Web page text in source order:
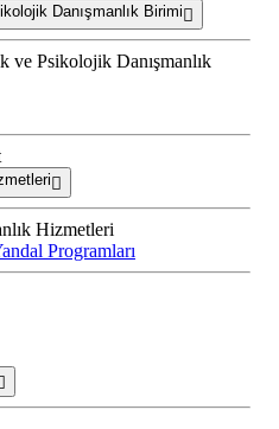
Danışmanlık Birimi
ve Psikolojik Danışmanlık
Hizmetleri
Programları